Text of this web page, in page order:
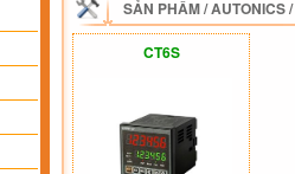
SẢN PHẨM/AUTONICS/
CT6S